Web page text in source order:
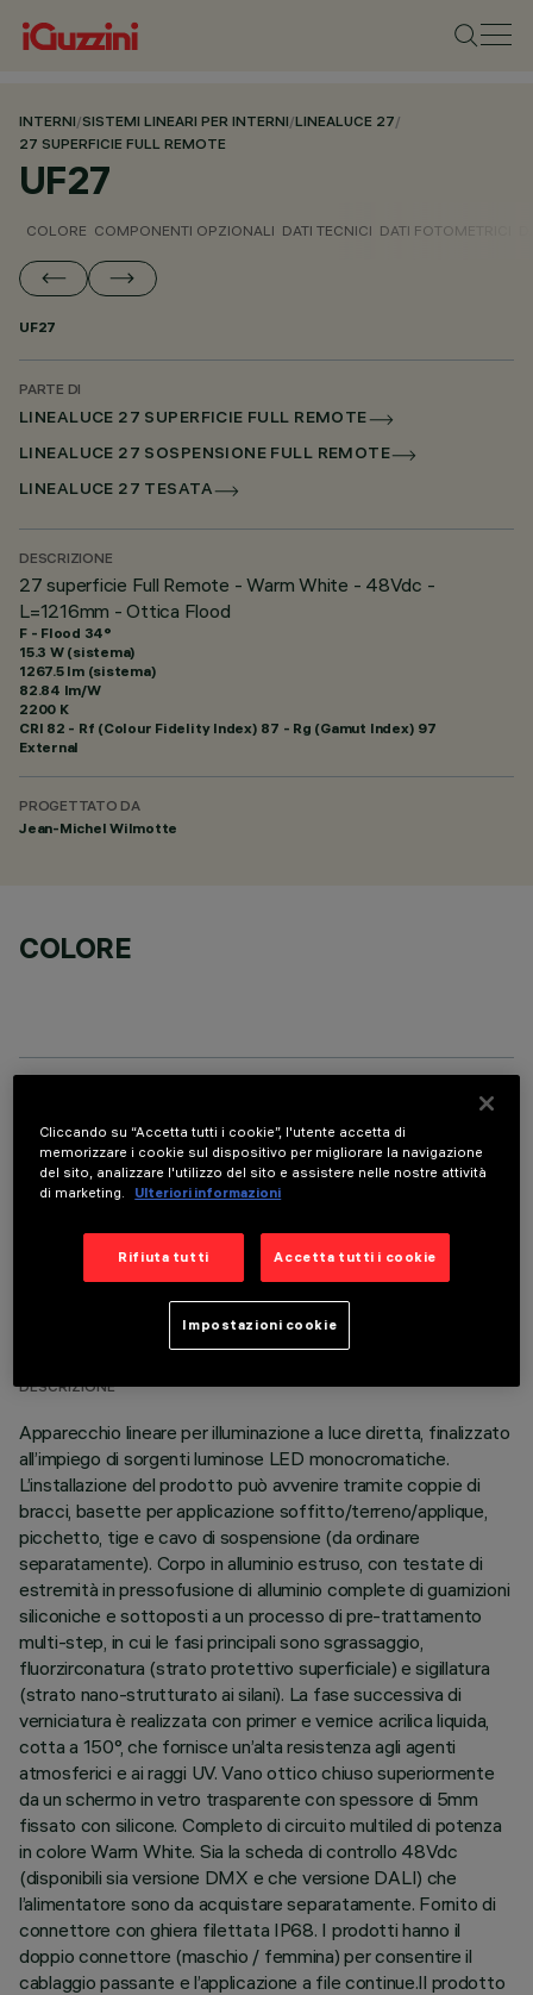
INTERNI/SISTEMI LINEARI PER INTERNI/LINEALUCE 27/
27 SUPERFICIE FULL REMOTE
UF27
COLORE COMPONENTI OPZIONALI DATI TECNICI DATI FOTOMETRICI
UF27
PARTE DI
LINEALUCE 27 SUPERFICIE FULL REMOTE
LINEALUCE 27 SOSPENSIONE FULL REMOTE
LINEALUCE 27 TESATA
DESCRIZIONE
27 superficie Full Remote - Warm White - 48Vdc -
L=1216mm - Ottica Flood
F - Flood 34°
15.3 W (sistema)
1267.5 lm (sistema)
82.84 lm/W
2200 K
CRI 82 - Rf (Colour Fidelity Index) 87 - Rg (Gamut Index) 97
External
PROGETTATO DA
Jean-Michel Wilmotte
COLORE
COMPONENTI OPZIONALI
DATI TECNICI
ULTIMO AGGIORNAMENTO: 06/08/2026
DESCRIZIONE
Apparecchio lineare per illuminazione a luce diretta, finalizzato
all’impiego di sorgenti luminose LED monocromatiche.
L’installazione del prodotto può avvenire tramite coppie di
bracci, basette per applicazione soffitto/terreno/applique,
picchetto, tige e cavo di sospensione (da ordinare
separatamente). Corpo in alluminio estruso, con testate di
estremità in pressofusione di alluminio complete di guarnizioni
siliconiche e sottoposti a un processo di pre-trattamento
multi-step, in cui le fasi principali sono sgrassaggio,
fluorzirconatura (strato protettivo superficiale) e sigillatura
(strato nano-strutturato ai silani). La fase successiva di
verniciatura è realizzata con primer e vernice acrilica liquida,
cotta a 150°, che fornisce un’alta resistenza agli agenti
atmosferici e ai raggi UV. Vano ottico chiuso superiormente
da un schermo in vetro trasparente con spessore di 5mm
fissato con silicone. Completo di circuito multiled di potenza
in colore Warm White. Sia la scheda di controllo 48Vdc
(disponibili sia versione DMX e che versione DALI) che
l’alimentatore sono da acquistare separatamente. Fornito di
connettore con ghiera filettata IP68. I prodotti hanno il
doppio connettore (maschio / femmina) per consentire il
cablaggio passante e l’applicazione a file continue.Il prodotto
Cliccando su “Accetta tutti i cookie”, l'utente accetta di
memorizzare i cookie sul dispositivo per migliorare la navigazione
del sito, analizzare l'utilizzo del sito e assistere nelle nostre attività
di marketing.
Ulteriori informazioni
Rifiuta tutti Accetta tutti i cookie
Impostazioni cookie